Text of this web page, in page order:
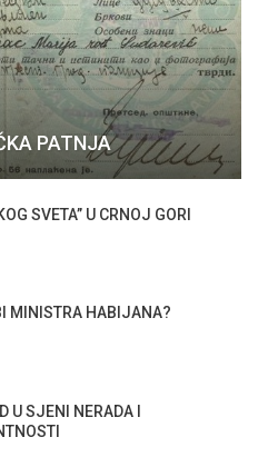
PATNJA
SVETA” U CRNOJ GORI
MINISTRA HABIJANA?
U SJENI NERADA I